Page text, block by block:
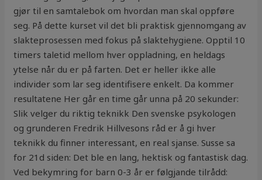
gjør til en samtalebok om hvordan man skal oppføre
seg. På dette kurset vil det bli praktisk gjennomgang av
slakteprosessen med fokus på slaktehygiene. Opptil 10
timers taletid mellom hver oppladning, en heldags
ytelse når du er på farten. Det er heller ikke alle
individer som lar seg identifisere enkelt. Da kommer
resultatene Her går en time går unna på 20 sekunder:
Slik velger du riktig teknikk Den svenske psykologen
og grunderen Fredrik Hillvesons råd er å gi hver
teknikk du finner interessant, en real sjanse. Susse sa
for 21d siden: Det ble en lang, hektisk og fantastisk dag.
Ved bekymring for barn 0-3 år er følgjande tilrådd: